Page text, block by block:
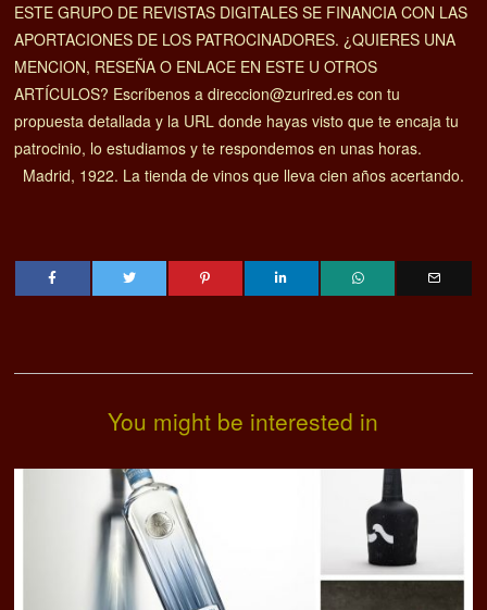
ESTE GRUPO DE REVISTAS DIGITALES SE FINANCIA CON LAS
APORTACIONES DE LOS PATROCINADORES. ¿QUIERES UNA
MENCION, RESEÑA O ENLACE EN ESTE U OTROS
ARTÍCULOS? Escríbenos a direccion@zurired.es con tu
propuesta detallada y la URL donde hayas visto que te encaja tu
patrocinio, lo estudiamos y te respondemos en unas horas.
Madrid, 1922. La tienda de vinos que lleva cien años acertando.
You might be interested in